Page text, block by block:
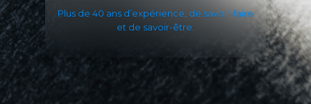
Plus de 40 ans d’expérience, de savoir-faire
et de savoir-être.